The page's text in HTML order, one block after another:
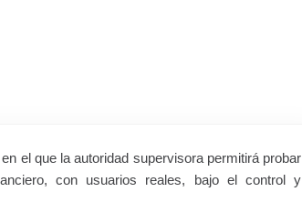
el que la autoridad supervisora permitirá probar
con usuarios reales, bajo el control y